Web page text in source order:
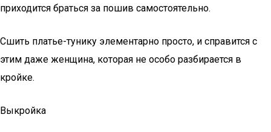
приходится браться за пошив самостоятельно.
Сшить платье-тунику элементарно просто, и справится с
этим даже женщина, которая не особо разбирается в
кройке.
Выкройка